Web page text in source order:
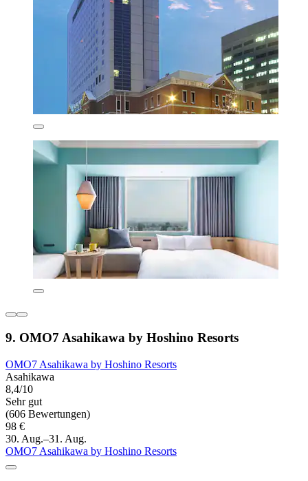
9. OMO7 Asahikawa by Hoshino Resorts
OMO7 Asahikawa by Hoshino Resorts
Asahikawa
8,4/10
Sehr gut
(606 Bewertungen)
98 €
30. Aug.–31. Aug.
OMO7 Asahikawa by Hoshino Resorts